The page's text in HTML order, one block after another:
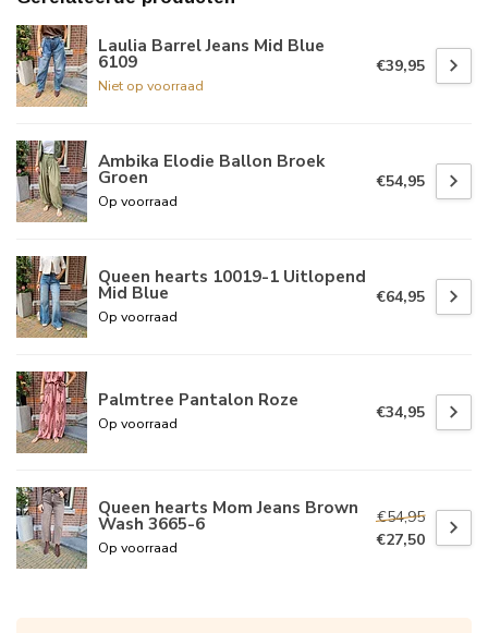
Laulia Barrel Jeans Mid Blue
6109
Niet op voorraad
€39,95
Ambika Elodie Ballon Broek
Groen
Op voorraad
€54,95
Queen hearts 10019-1 Uitlopend
Mid Blue
Op voorraad
€64,95
Palmtree Pantalon Roze
Op voorraad
€34,95
Queen hearts Mom Jeans Brown
Wash 3665-6
Op voorraad
€54,95
€27,50